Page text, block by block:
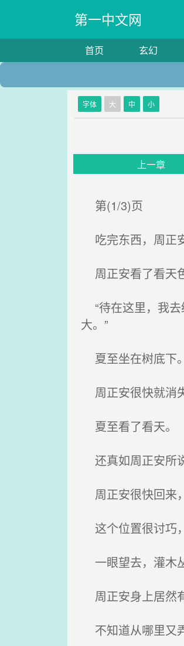
第一中文网
首页 玄幻
字体 大 中 小
上一章
第(1/3)页
吃完东西，周正
周正安看了看天
“待在这里，我去
大。”
夏至坐在树底下。
周正安很快就消
夏至看了看天。
还真如周正安所
周正安很快回来
这个位置很讨巧
一眼望去，灌木
周正安身上居然
不知道从哪里又